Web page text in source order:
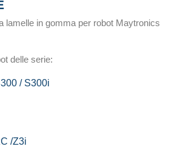
lamelle in gomma per robot Maytronics
delle serie:
/ S300i
/Z3i